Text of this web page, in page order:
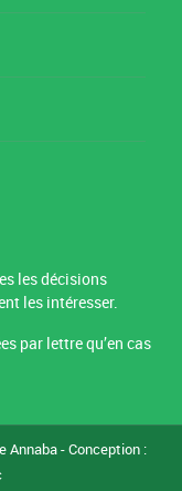
les décisions
les intéresser.
par lettre qu’en cas
Annaba - Conception :